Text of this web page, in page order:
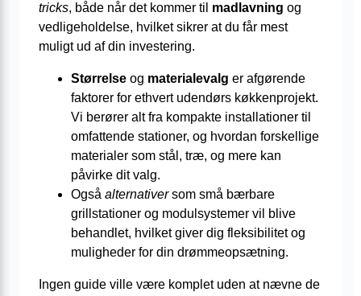
tricks, både når det kommer til madlavning og
vedligeholdelse, hvilket sikrer at du får mest
muligt ud af din investering.
Størrelse og materialevalg er afgørende
faktorer for ethvert udendørs køkkenprojekt.
Vi berører alt fra kompakte installationer til
omfattende stationer, og hvordan forskellige
materialer som stål, træ, og mere kan
påvirke dit valg.
Også alternativersom små bærbare
grillstationer og modulsystemer vil blive
behandlet, hvilket giver dig fleksibilitet og
muligheder for din drømmeopsætning.
Ingen guide ville være komplet uden at nævne de